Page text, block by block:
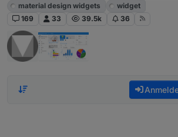
material design widgets
widget
169
33 39.5k 36